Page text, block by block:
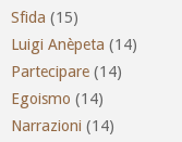
Sfida (15)
Luigi Anèpeta (14)
Partecipare (14)
Egoismo (14)
Narrazioni (14)